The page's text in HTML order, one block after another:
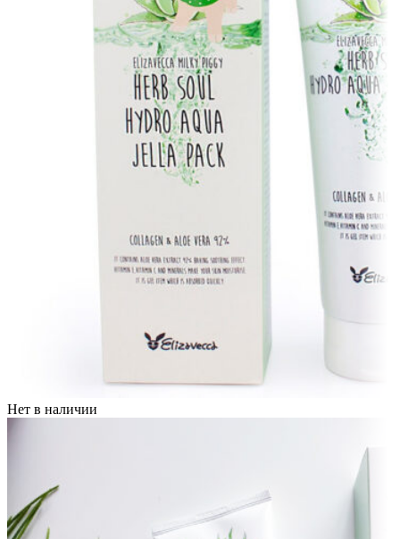
Нет в наличии